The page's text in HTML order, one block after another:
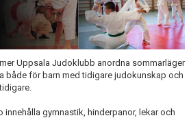
Uppsala Judoklubb anordna sommarläger
både för barn med tidigare judokunskap och
innehålla gymnastik, hinderpanor, lekar och